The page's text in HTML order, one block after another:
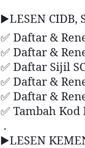
▶LESEN CIDB,
✅ Daftar &
✅ Daftar &
✅ Daftar Sijil
✅ Daftar &
✅ Daftar &
✅ Tambah Kod
.
▶LESEN